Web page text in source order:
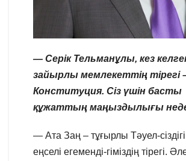
— Серік Тельманұлы, кез
зайырлы мемлекеттің тірегі
Конституция. Сіз үшін басты
құжаттың маңыздылығы
— Ата Заң – тұғырлы Тәуел-
еңселі егеменді-гіміздің тірегі.